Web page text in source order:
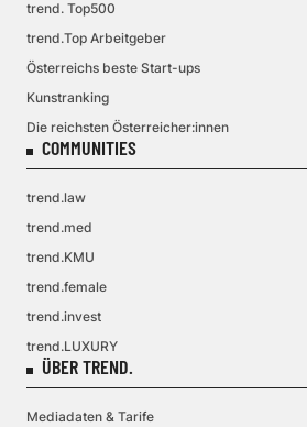
trend. Top500
trend.Top Arbeitgeber
Österreichs beste Start-ups
Kunstranking
Die reichsten Österreicher:innen
COMMUNITIES
trend.law
trend.med
trend.KMU
trend.female
trend.invest
trend.LUXURY
ÜBER TREND.
Mediadaten & Tarife